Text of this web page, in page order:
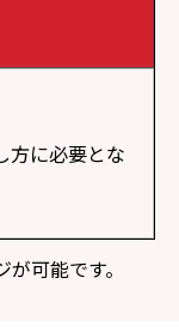
方に必要とな
可能です。